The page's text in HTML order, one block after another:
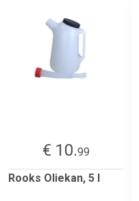
€ 10.99
Rooks Oliekan, 5 l